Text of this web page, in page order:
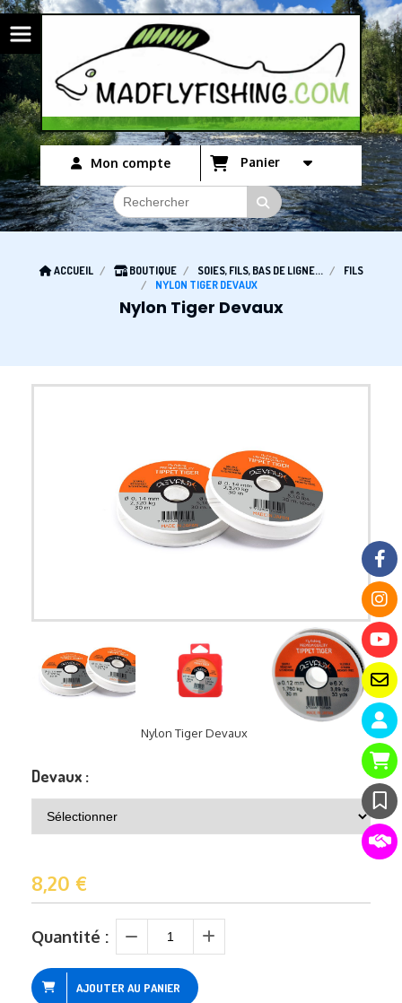
Mon compte Panier
ACCUEIL BOUTIQUE SOIES, FILS, BAS DE LIGNE...
FILS
NYLON TIGER DEVAUX
Nylon Tiger Devaux
Nylon Tiger Devaux
Devaux :
8,20 €
Quantité :
AJOUTER AU PANIER
Panneau de gestion des cookies